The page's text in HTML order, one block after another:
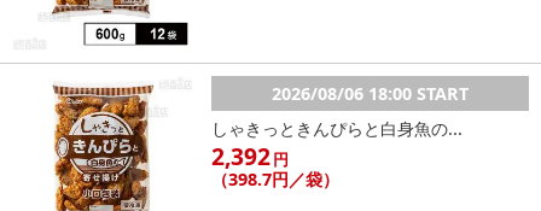
ケージが損傷している場合がございます
※着払いでの返品は一切受付けません。着払いで商品をご返送
した場合は、キャンセル返金処理を行いかねますのでご了承くださ
※上記注意点をよくご確認し、予めご了承ください
注意事項
2026/08/06 18:00 START
しゃきっときんぴらと白身魚の...
2,392円
（398.7円／袋）